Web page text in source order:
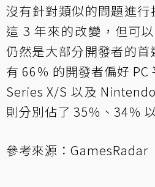
沒有針對類似的問題進
這 3 年來的改變，但可
仍然是大部分開發者的
有 66％ 的開發者偏好 PC
Series X/S 以及
則分別佔了 35％、34％
參考來源： GamesRadar